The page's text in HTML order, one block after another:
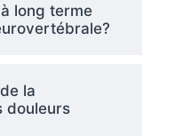
long terme
la
douleurs